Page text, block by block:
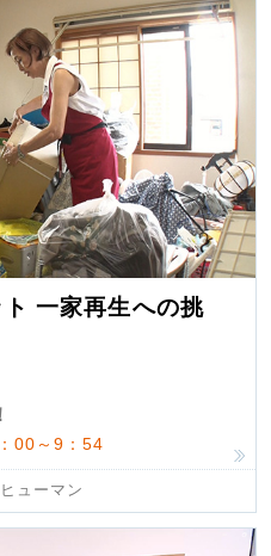
一家再生への挑
00～9：54
ヒューマン